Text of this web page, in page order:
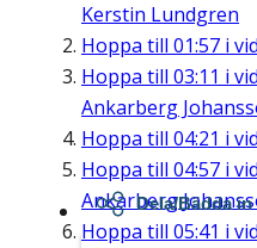
Kerstin Lundgren
Hoppa till 01:57 i
Hoppa till 03:11 i
Ankarberg
Hoppa till 04:21 i
Hoppa till 04:57 i
Ankarberg
Hoppa till 05:41 i
Dela/Bädda in